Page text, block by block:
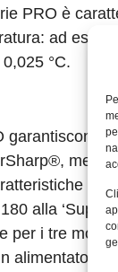
PRO è
ad
°C.
alla
per i tre
alimentatore